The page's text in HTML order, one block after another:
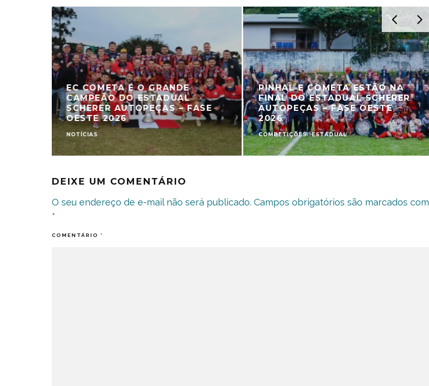
EC COMETA É O GRANDE
CAMPEÃO DO ESTADUAL
SCHERER AUTOPEÇAS – FASE
OESTE 2026
NOTÍCIAS
PINHAL E COMETA ESTÃO NA
FINAL DO ESTADUAL SCHERER
AUTOPEÇAS – FASE OESTE
2026
COMPETIÇÕES ESTADUAL
DEIXE UM COMENTÁRIO
O seu endereço de e-mail não será publicado. Campos obrigatórios são marcados com
*
COMENTÁRIO *